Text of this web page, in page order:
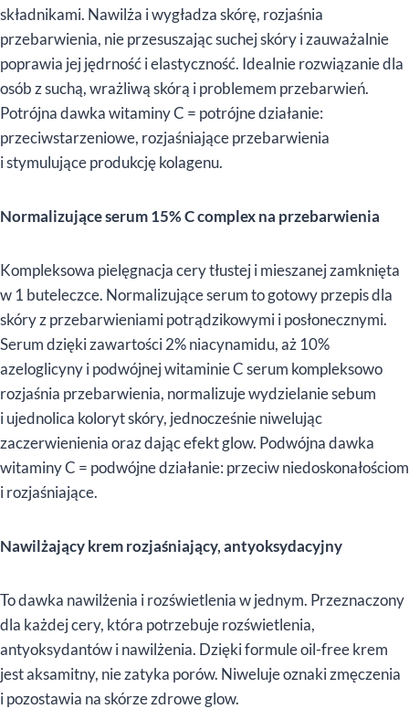
składnikami. Nawilża i wygładza skórę, rozjaśnia
przebarwienia, nie przesuszając suchej skóry i zauważalnie
poprawia jej jędrność i elastyczność. Idealnie rozwiązanie dla
osób z suchą, wrażliwą skórą i problemem przebarwień.
Potrójna dawka witaminy C = potrójne działanie:
przeciwstarzeniowe, rozjaśniające przebarwienia
i stymulujące produkcję kolagenu.
Normalizujące serum 15% C complex na przebarwienia
Kompleksowa pielęgnacja cery tłustej i mieszanej zamknięta
w 1 buteleczce. Normalizujące serum to gotowy przepis dla
skóry z przebarwieniami potrądzikowymi i posłonecznymi.
Serum dzięki zawartości 2% niacynamidu, aż 10%
azeloglicyny i podwójnej witaminie C serum kompleksowo
rozjaśnia przebarwienia, normalizuje wydzielanie sebum
i ujednolica koloryt skóry, jednocześnie niwelując
zaczerwienienia oraz dając efekt glow. Podwójna dawka
witaminy C = podwójne działanie: przeciw niedoskonałościom
i rozjaśniające.
Nawilżający krem rozjaśniający, antyoksydacyjny
To dawka nawilżenia i rozświetlenia w jednym. Przeznaczony
dla każdej cery, która potrzebuje rozświetlenia,
antyoksydantów i nawilżenia. Dzięki formule oil-free krem
jest aksamitny, nie zatyka porów. Niweluje oznaki zmęczenia
i pozostawia na skórze zdrowe glow.